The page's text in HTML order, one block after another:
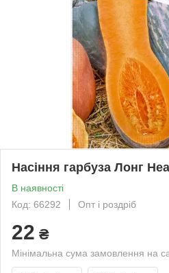
Насіння гарбуза Лонг
В наявності
Код: 66292
Опт і роздріб
22 ₴
Мінімальна сума замовлення на